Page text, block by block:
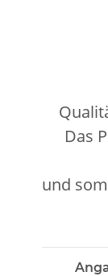
Das
und